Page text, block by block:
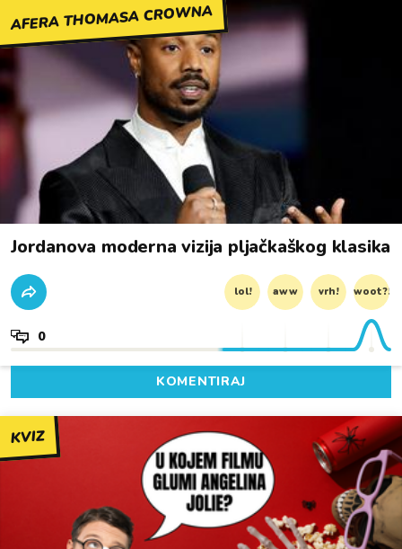
AFERA THOMASA CROWNA
Jordanova moderna vizija pljačkaškog klasika
lol! aww vrh! woot?!
0
KOMENTIRAJ
KVIZ